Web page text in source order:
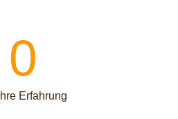
0
Erfahrung